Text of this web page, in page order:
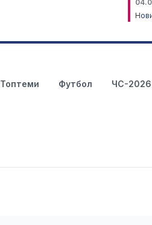
Топтеми Футбол ЧС-2026